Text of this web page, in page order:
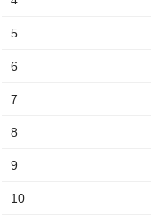
5
6
7
8
9
10